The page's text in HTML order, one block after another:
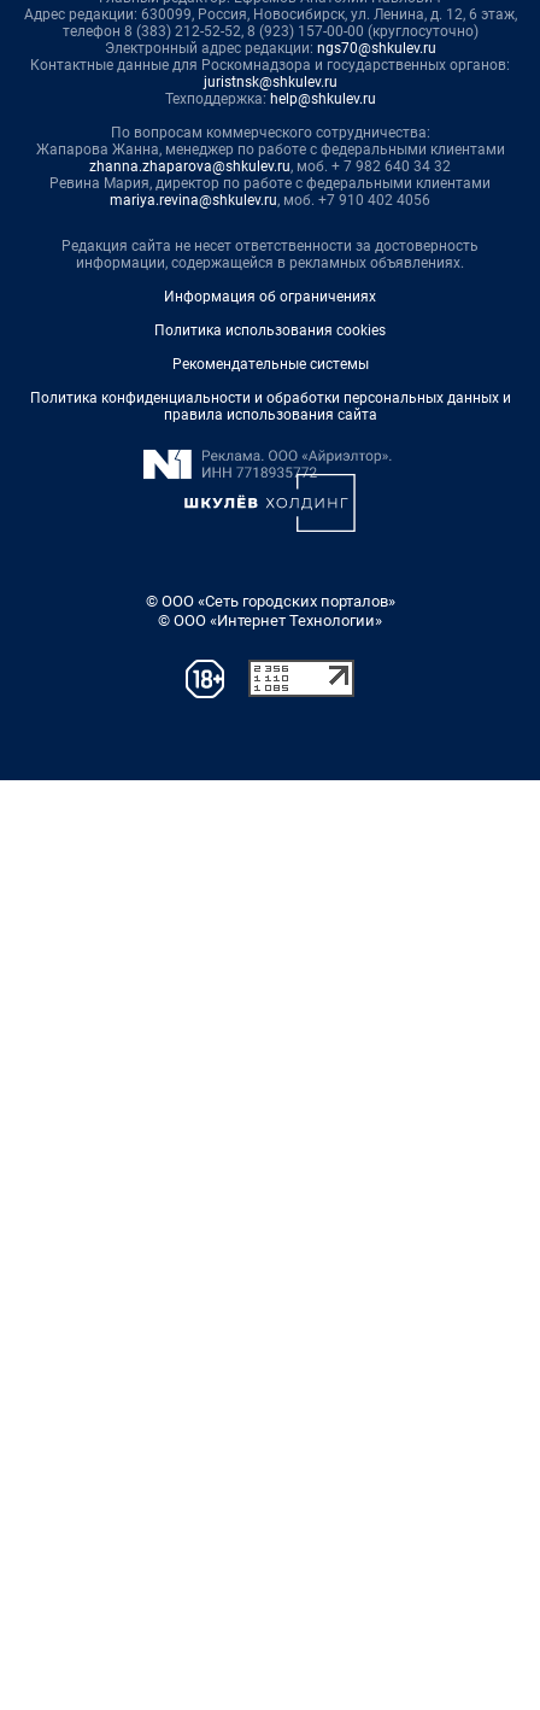
Адрес редакции: 630099, Россия, Новосибирск, ул. Ленина, д. 12, 6 этаж,
телефон 8 (383) 212-52-52, 8 (923) 157-00-00 (круглосуточно)
Электронный адрес редакции: ngs70@shkulev.ru
Контактные данные для Роскомнадзора и государственных органов:
juristnsk@shkulev.ru
Техподдержка: help@shkulev.ru
По вопросам коммерческого сотрудничества:
Жапарова Жанна, менеджер по работе с федеральными клиентами
zhanna.zhaparova@shkulev.ru, моб. + 7 982 640 34 32
Ревина Мария, директор по работе с федеральными клиентами
mariya.revina@shkulev.ru, моб. +7 910 402 4056
Редакция сайта не несет ответственности за достоверность
информации, содержащейся в рекламных объявлениях.
Информация об ограничениях
Политика использования cookies
Рекомендательные системы
Политика конфиденциальности и обработки персональных данных и
правила использования сайта
© ООО «Сеть городских порталов»
© ООО «Интернет Технологии»